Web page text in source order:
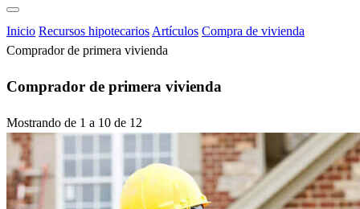
Inicio Recursos hipotecarios Artículos Compra de vivienda
Comprador de primera vivienda
Comprador de primera vivienda
Mostrando de 1 a 10 de 12